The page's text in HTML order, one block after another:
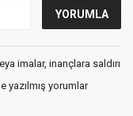
imalar, inançlara saldırı
yazılmış yorumlar